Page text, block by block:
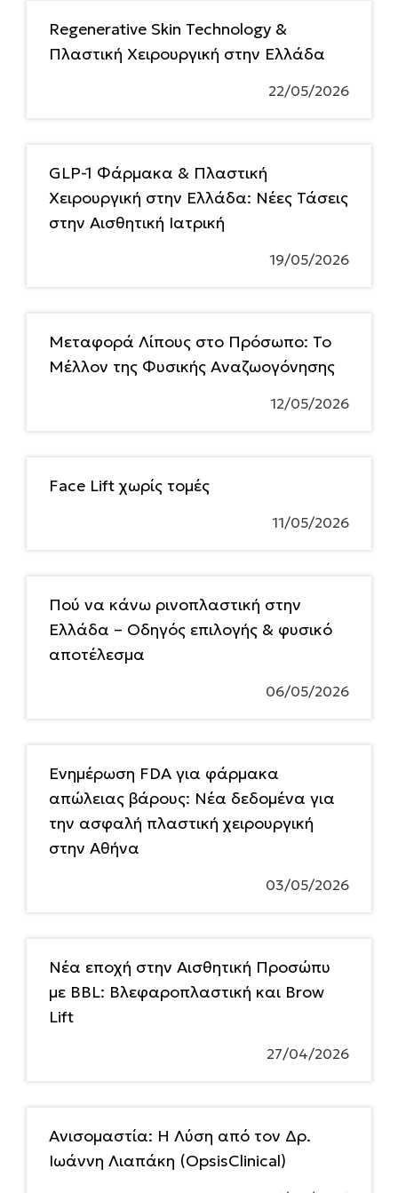
Regenerative Skin Technology &
Πλαστική Χειρουργική στην Ελλάδα
22/05/2026
GLP-1 Φάρμακα & Πλαστική
Χειρουργική στην Ελλάδα: Νέες Τάσεις
στην Αισθητική Ιατρική
19/05/2026
Μεταφορά Λίπους στο Πρόσωπο: Το
Μέλλον της Φυσικής Αναζωογόνησης
12/05/2026
Face Lift χωρίς τομές
11/05/2026
Πού να κάνω ρινοπλαστική στην
Ελλάδα – Οδηγός επιλογής & φυσικό
αποτέλεσμα
06/05/2026
Ενημέρωση FDA για φάρμακα
απώλειας βάρους: Νέα δεδομένα για
την ασφαλή πλαστική χειρουργική
στην Αθήνα
03/05/2026
Νέα εποχή στην Αισθητική Προσώπυ
με BBL: Βλεφαροπλαστική και Brow
Lift
27/04/2026
Ανισομαστία: Η Λύση από τον Δρ.
Ιωάννη Λιαπάκη (OpsisClinical)